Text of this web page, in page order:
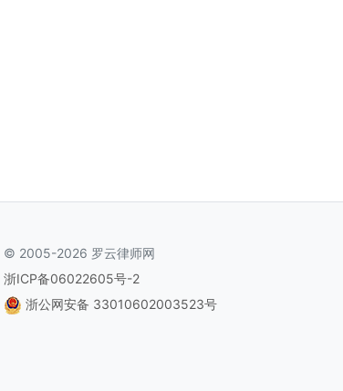
© 2005-2026 罗云律师网
浙ICP备06022605号-2
浙公网安备 33010602003523号